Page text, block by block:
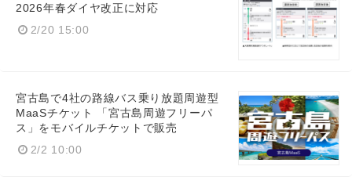
2026年春ダイヤ改正に対応
2/20 15:00
宮古島で4社の路線バス乗り放題周遊型
MaaSチケット 「宮古島周遊フリーパ
ス」をモバイルチケットで販売
2/2 10:00